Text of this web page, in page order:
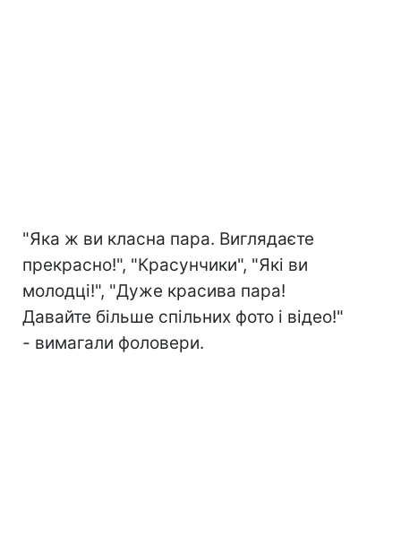
"Яка ж ви класна пара. Виглядаєте
прекрасно!", "Красунчики", "Які ви
молодці!", "Дуже красива пара!
Давайте більше спільних фото і відео!"
- вимагали фоловери.